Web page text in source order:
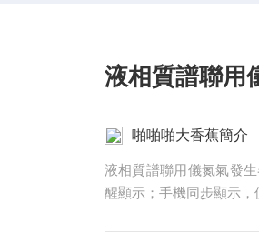
液相質譜聯用
啪啪啪大香蕉簡介
液相質譜聯用儀氮氣發
醒顯示；手機同步顯示，